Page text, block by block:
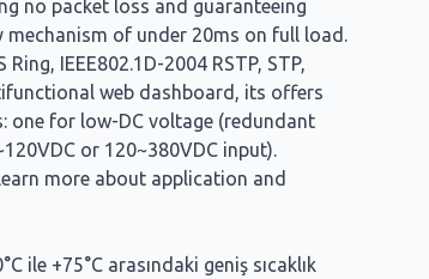
no packet loss and guaranteeing
mechanism of under 20ms on full load.
IEEE802.1D-2004 RSTP, STP,
web dashboard, its offers
one for low-DC voltage (redundant
or 120~380VDC input).
more about application and
ile +75°C arasındaki geniş sıcaklık